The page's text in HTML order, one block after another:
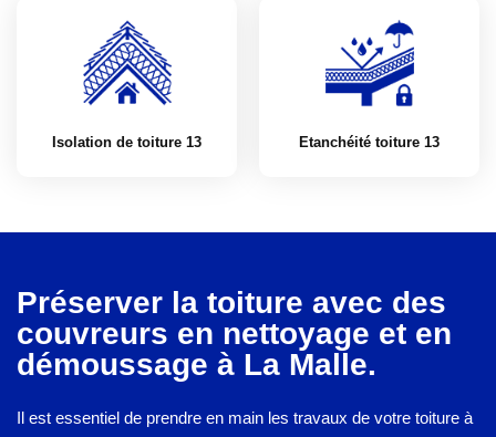
Isolation de toiture 13 Etanchéité toiture 13
Préserver la toiture avec des
couvreurs en nettoyage et en
démoussage à La Malle.
Il est essentiel de prendre en main les travaux de votre toiture à